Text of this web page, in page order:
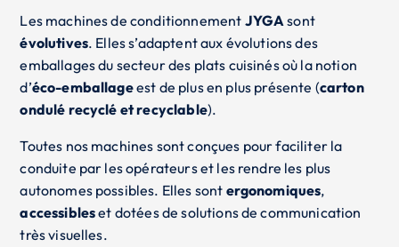
Les machines de conditionnement JYGA sont
évolutives. Elles s’adaptent aux évolutions des
emballages du secteur des plats cuisinés où la notion
d’éco-emballageest de plus en plus présente (carton
ondulé recyclé et recyclable).
Toutes nos machines sont conçues pour faciliter la
conduite par les opérateurs et les rendre les plus
autonomes possibles. Elles sont ergonomiques,
accessibleset dotées de solutions de communication
très visuelles.